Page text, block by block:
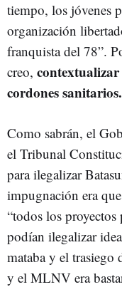
tiempo, los jóvenes
organización
franquista del 78”.
creo,
cordones sanitarios.
Como sabrán, el
el Tribunal
para ilegalizar
impugnación era
“todos los
podían ilegalizar
mataba y el trasiego
y el MLNV era